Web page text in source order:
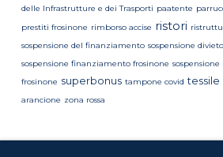
delle Infrastrutture e dei Trasporti paatente
prestiti frosinone rimborso accise ristori
sospensione del finanziamento sospensione
sospensione finanziamento frosinone
frosinone superbonus tampone covid tessile
arancione zona rossa